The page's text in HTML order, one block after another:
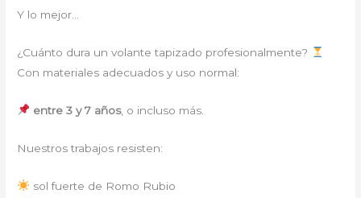
Y lo mejor…
¿Cuánto dura un volante tapizado profesionalmente?
Con materiales adecuados y uso normal:
entre 3 y 7 años, o incluso más.
Nuestros trabajos resisten:
sol fuerte de Romo Rubio